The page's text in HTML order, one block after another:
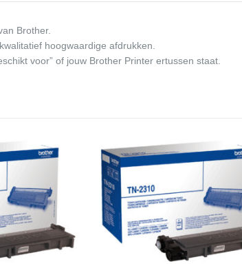
Brother.
hoogwaardige afdrukken.
voor” of jouw Brother Printer ertussen staat.